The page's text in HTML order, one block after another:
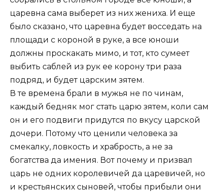
царевна сама выберет из них жениха. И еще
было сказано, что царевна будет восседать на
площади с короной в руке, а все юноши
должны проскакать мимо, и тот, кто сумеет
выбить саблей из рук ее корону три раза
подряд, и будет царским зятем.
В те времена брали в мужья не по чинам,
каждый бедняк мог стать царю зятем, коли сам
он и его подвиги придутся по вкусу царской
дочери. Потому что ценили человека за
смекалку, ловкость и храбрость, а не за
богатства да имения. Вот почему и призвал
царь не одних королевичей да царевичей, но
и крестьянских сыновей, чтобы прибыли они